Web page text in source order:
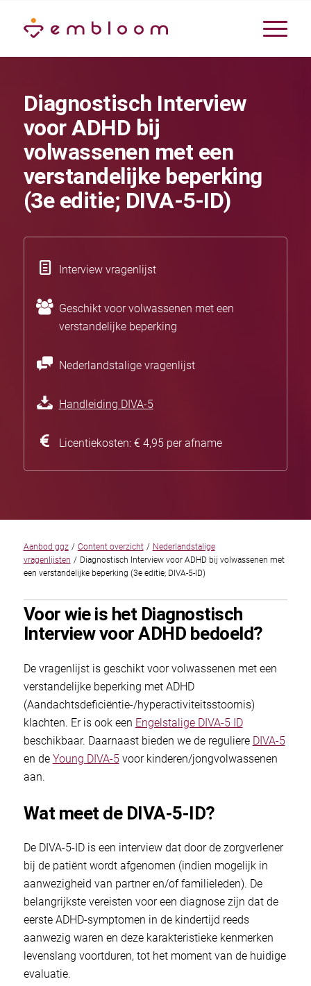
Diagnostisch Interview
voor ADHD bij
volwassenen met een
verstandelijke beperking
(3e editie; DIVA-5-ID)
Interview vragenlijst
Geschikt voor volwassenen met een
verstandelijke beperking
Nederlandstalige vragenlijst
Handleiding DIVA-5
Licentiekosten: € 4,95 per afname
Aanbod ggz / Content overzicht / Nederlandstalige
vragenlijsten / Diagnostisch Interview voor ADHD bij volwassenen met
een verstandelijke beperking (3e editie; DIVA-5-ID)
Voor wie is het Diagnostisch
Interview voor ADHD bedoeld?
De vragenlijst is geschikt voor volwassenen met een
verstandelijke beperking met ADHD
(Aandachtsdeficiëntie-/hyperactiviteitsstoornis)
klachten. Er is ook een Engelstalige DIVA-5 ID
beschikbaar. Daarnaast bieden we de reguliere DIVA-5
en de Young DIVA-5voor kinderen/jongvolwassenen
aan.
Wat meet de DIVA-5-ID?
De DIVA-5-ID is een interview dat door de zorgverlener
bij de patiënt wordt afgenomen (indien mogelijk in
aanwezigheid van partner en/of familieleden). De
belangrijkste vereisten voor een diagnose zijn dat de
eerste ADHD-symptomen in de kindertijd reeds
aanwezig waren en deze karakteristieke kenmerken
levenslang voortduren, tot het moment van de huidige
evaluatie.